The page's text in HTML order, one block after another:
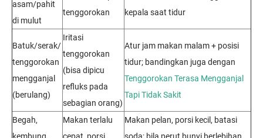
asam/pahit
di mulut
tenggorokan
kepala saat tidur
Batuk/serak/
tenggorokan
mengganjal
(berulang)
Iritasi
tenggorokan
(bisa dipicu
refluks pada
sebagian orang)
Atur jam makan malam + posisi
tidur; bandingkan juga dengan
Tenggorokan Terasa Mengganjal
Tapi Tidak Sakit
Begah,
Makan terlalu
Makan pelan, porsi kecil, batasi